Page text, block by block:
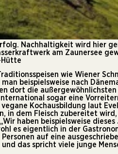
Nachhaltigkeit wird hier
am Zaunersee
Hütte
wie Wiener
beispielsweise nach
dort die
sogar eine
Kochausbildung laut
in dem Fleisch zubereitet
haben beispielsweise
es eigentlich in der
auf eine
das spricht viele junge